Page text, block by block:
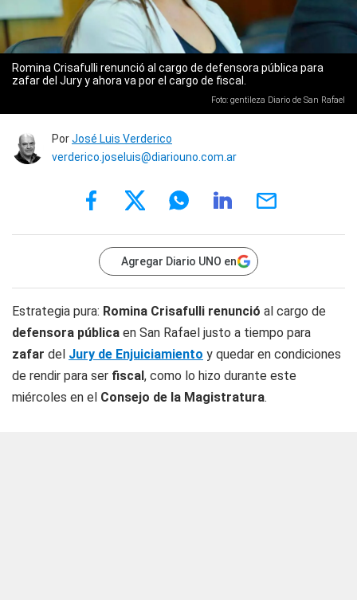
Romina Crisafulli renunció al cargo de defensora pública para
zafar del Jury y ahora va por el cargo de fiscal.
Foto: gentileza Diario de San Rafael
PorJosé Luis Verderico
verderico.joseluis@diariouno.com.ar
Agregar Diario UNO en
Estrategia pura: Romina Crisafulli renunció al cargo de
defensora pública en San Rafael justo a tiempo para
zafar del Jury de Enjuiciamiento y quedar en condiciones
de rendir para ser fiscal, como lo hizo durante este
miércoles en el Consejo de la Magistratura.